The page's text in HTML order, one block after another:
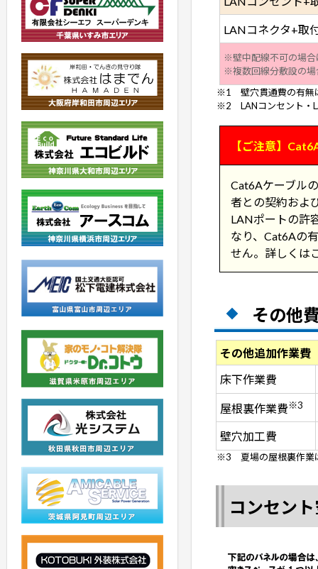
LANコネクタ+取
※壁中配線不可の場合
※複数回線分敷設の場
※1 壁穴貫通費の有無は
※2 LANコンセント・
【ご注意】
Cat6Aケーブル
者との契約およ
LANポートの許
なり、Cat6Aの
せん。詳しくは
その他
その他追加作業費
床下作業費
屋根裏作業費※3
壁穴加工費
※3 夏場の屋根裏作業は
コンセン